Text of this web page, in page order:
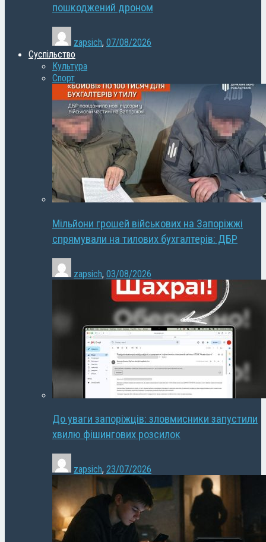
пошкоджений дроном
zapsich, 07/08/2026
Суспільство
Культура
Спорт
Мільйони грошей військових на Запоріжжі
спрямували на тилових бухгалтерів: ДБР
zapsich, 03/08/2026
До уваги запоріжців: зловмисники запустили
хвилю фішингових розсилок
zapsich, 23/07/2026